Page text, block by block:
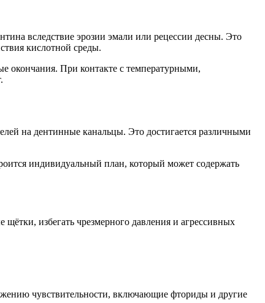
вследствие эрозии эмали или рецессии десны. Это
кислотной среды.
окончания. При контакте с температурными,
на дентинные канальцы. Это достигается различными
индивидуальный план, который может содержать
избегать чрезмерного давления и агрессивных
чувствительности, включающие фториды и другие